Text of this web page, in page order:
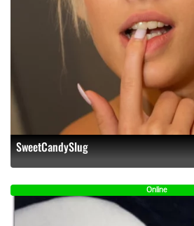
SweetCandySlug
Online